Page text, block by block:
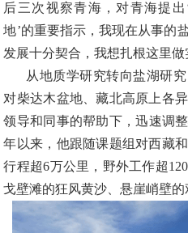
后三次视察青海，对青海提
地’的重要指示，我现在从事的
发展十分契合，我想扎根这里做
从地质学研究转向盐湖研
对柴达木盆地、藏北高原上各
领导和同事的帮助下，迅速调
年以来，他跟随课题组对西藏
行程超6万公里，野外工作超
戈壁滩的狂风黄沙、悬崖峭壁的